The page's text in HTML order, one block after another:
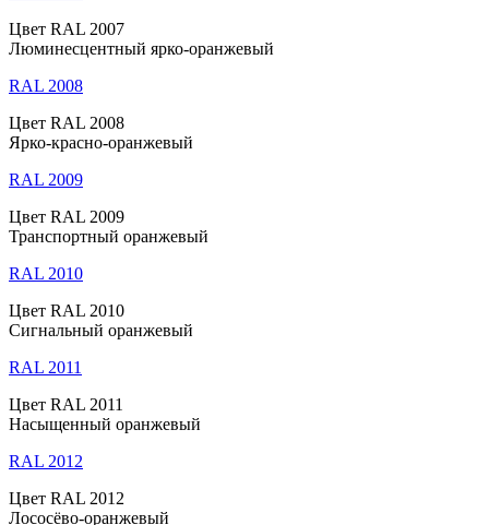
Цвет RAL 2007
Люминесцентный ярко-оранжевый
RAL 2008
Цвет RAL 2008
Ярко-красно-оранжевый
RAL 2009
Цвет RAL 2009
Транспортный оранжевый
RAL 2010
Цвет RAL 2010
Сигнальный оранжевый
RAL 2011
Цвет RAL 2011
Насыщенный оранжевый
RAL 2012
Цвет RAL 2012
Лососёво-оранжевый